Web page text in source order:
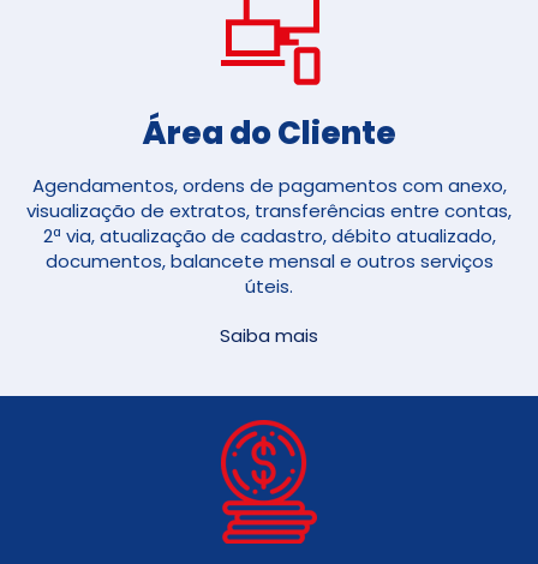
Área do Cliente
Agendamentos, ordens de pagamentos com anexo,
visualização de extratos, transferências entre contas,
2ª via, atualização de cadastro, débito atualizado,
documentos, balancete mensal e outros serviços
úteis.
Saiba mais